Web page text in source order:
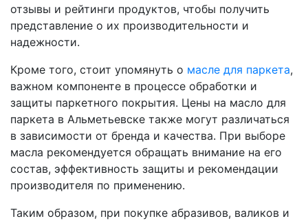
отзывы и рейтинги продуктов, чтобы получить
представление о их производительности и
надежности.
Кроме того, стоит упомянуть о масле для паркета,
важном компоненте в процессе обработки и
защиты паркетного покрытия. Цены на масло для
паркета в Альметьевске также могут различаться
в зависимости от бренда и качества. При выборе
масла рекомендуется обращать внимание на его
состав, эффективность защиты и рекомендации
производителя по применению.
Таким образом, при покупке абразивов, валиков и